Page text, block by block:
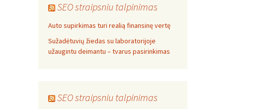
SEO straipsniu talpinimas
Auto supirkimas turi realią finansinę vertę
Sužadėtuvių žiedas su laboratorijoje
užaugintu deimantu – tvarus pasirinkimas
SEO straipsniu talpinimas